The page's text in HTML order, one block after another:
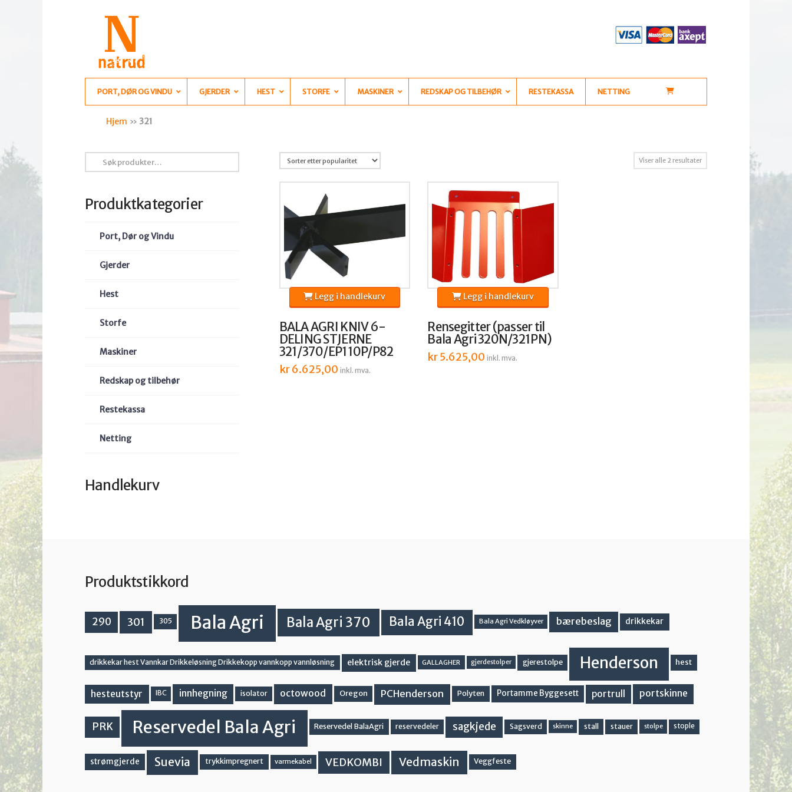
PORT, DØR OG VINDU GJERDER HEST STORFE MASKINER REDSKAP OG TILBEHØR RESTEKASSA NETTING
Hjem » 321
Viser alle 2 resultaterSortert
BALA AGRI KNIV 6-
DELING STJERNE
321/370/EP110P/P82
kr6.625,00 inkl. mva.
Legg i handlekurv
Rensegitter (passer til
Bala Agri 320N/321PN)
kr5.625,00 inkl. mva.
Legg i handlekurv
etter:
Produktkategorier
Port, Dør og Vindu
Gjerder
Hest
Storfe
Maskiner
Redskap og tilbehør
Restekassa
Netting
Handlekurv
Produktstikkord
290 301 305 Bala Agri Bala Agri 370 Bala Agri 410 Bala Agri Vedkløyver bærebeslag drikkekar
drikkekar hest Vannkar Drikkeløsning Drikkekopp vannkopp vannløsning elektrisk gjerde GALLAGHER gjerdestolper gjerestolpe Henderson hest
hesteutstyr IBC innhegning isolator octowood Oregon PCHenderson Polyten Portamme Byggesett portrull portskinne
PRK Reservedel Bala Agri Reservedel BalaAgri reservedeler sagkjede Sagsverd skinne stall stauer stolpe stople
strømgjerde Suevia trykkimpregnert varmekabel VEDKOMBI Vedmaskin Veggfeste